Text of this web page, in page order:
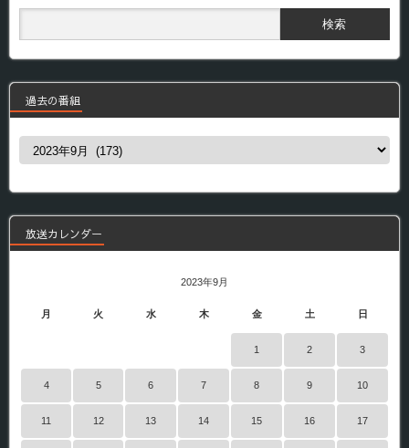
過去の番組
過
組
放送カレンダー
2023年9月
月 火 水 木 金 土 日
1 2 3
4 5 6 7 8 9 10
11 12 13 14 15 16 17